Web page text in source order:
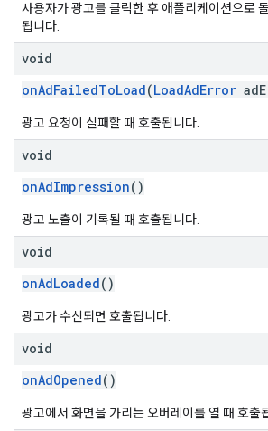
사용자가 광고를 클릭한 후 애플리케이션으로
됩니다.
void
onAdFailedToLoad(LoadAdError
광고 요청이 실패할 때 호출됩니다.
void
onAdImpression()
광고 노출이 기록될 때 호출됩니다.
void
onAdLoaded()
광고가 수신되면 호출됩니다.
void
onAdOpened()
광고에서 화면을 가리는 오버레이를 열 때 호출